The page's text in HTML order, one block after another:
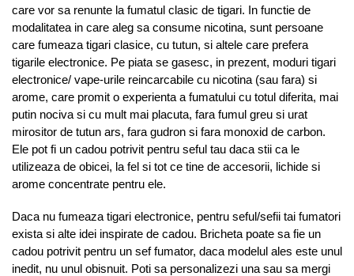
care vor sa renunte la fumatul clasic de tigari. In functie de
modalitatea in care aleg sa consume nicotina, sunt persoane
care fumeaza tigari clasice, cu tutun, si altele care prefera
tigarile electronice. Pe piata se gasesc, in prezent, moduri tigari
electronice/ vape-urile reincarcabile cu nicotina (sau fara) si
arome, care promit o experienta a fumatului cu totul diferita, mai
putin nociva si cu mult mai placuta, fara fumul greu si urat
mirositor de tutun ars, fara gudron si fara monoxid de carbon.
Ele pot fi un cadou potrivit pentru seful tau daca stii ca le
utilizeaza de obicei, la fel si tot ce tine de accesorii, lichide si
arome concentrate pentru ele.
Daca nu fumeaza tigari electronice, pentru seful/sefii tai fumatori
exista si alte idei inspirate de cadou. Bricheta poate sa fie un
cadou potrivit pentru un sef fumator, daca modelul ales este unul
inedit, nu unul obisnuit. Poti sa personalizezi una sau sa mergi